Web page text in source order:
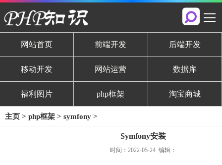
网站首页 前端开发 后端开发
移动开发 网站运营 数据库
福利图片 php框架 淘宝商城
主页 > php框架 > symfony >
Symfony安装
时间：2022-05-24 编辑：